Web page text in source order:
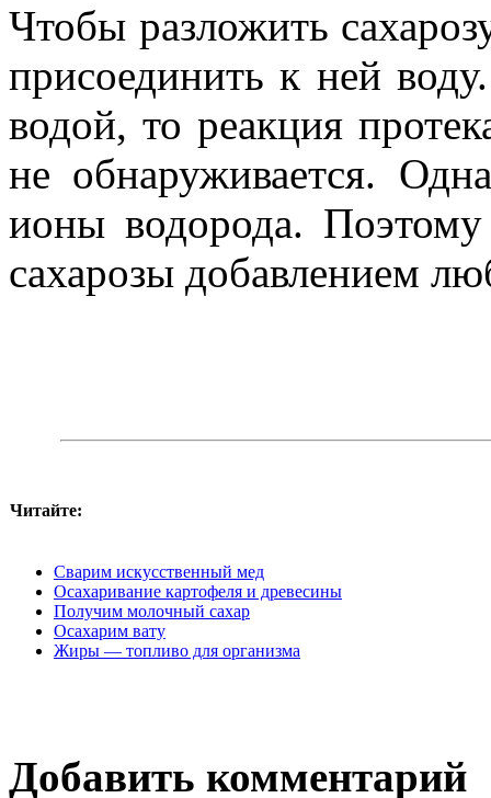
Чтобы разложить
присоединить к ней
водой, то реакция
не обнаруживается.
ионы водорода.
сахарозы добавлением
Читайте:
Сварим искусственный мед
Осахаривание картофеля и древесины
Получим молочный сахар
Осахарим вату
Жиры — топливо для организма
Добавить комментарий